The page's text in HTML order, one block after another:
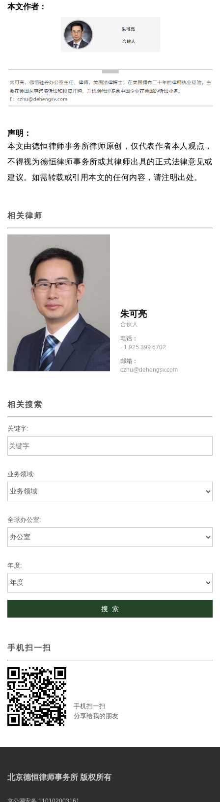
本文作者：
声明：
本文由德恒律师事务所律师原创，仅代表作者本人观点，
不得视为德恒律师事务所或其律师出具的正式法律意见或
建议。如需转载或引用本文的任何内容，请注明出处。
相关律师
朱可亮
合伙人
电话：
+1 925 399 6702
邮箱：
czhu@dehengsv.com
相关搜索
关键字:
业务领域:
全球办公室:
年度:
手机扫一扫
手机扫一扫
分享给我的朋友
北京德恒律师事务所 版权所有